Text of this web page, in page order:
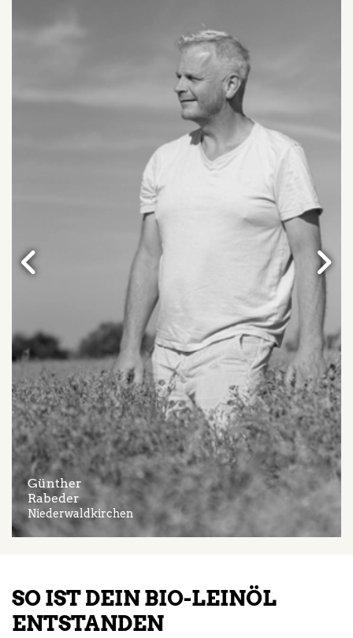
Günther
Rabeder
Niederwaldkirchen
SO IST DEIN BIO-LEINÖL
ENTSTANDEN